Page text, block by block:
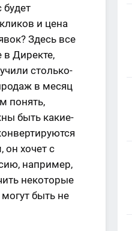
и цена
Здесь все
в Директе,
столько-
в месяц
понять,
быть какие-
он хочет с
например,
некоторые
быть не